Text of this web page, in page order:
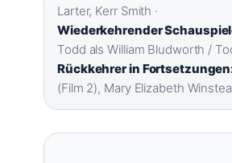
Larter, Kerr Smith ·
Wiederkehrender
Todd als William Bludworth /
Rückkehrer in
(Film 2), Mary Elizabeth